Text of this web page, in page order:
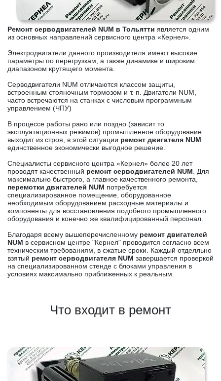
Ремонт серводвигателей NUM в Тольятти является одним
из основных направлений сервисного центра «Кернел».
Электродвигатели данного производителя имеют высокие
параметры по перегрузкам, а также динамике и широким
диапазоном крутящего момента.
Серводвигатели NUM отличаются классом защиты,
встроенным стояночным тормозом и т. п. Двигатели NUM,
часто встречаются на станках с числовым программным
управлением (ЧПУ)
В процессе работы рано или поздно (зависит то
эксплуатационных режимов) промышленное оборудование
выходит из строя, в этой ситуации ремонт двигателя NUM
единственное экономически выгодное решение.
Специалисты сервисного центра «Кернел» более 20 лет
проводят качественный ремонт серводвигателей NUM . Для
максимально быстрого, а главное качественного ремонта,
перемотки двигателей NUM потребуется
специализированное помещение, оборудованное
необходимым оборудованием расходные материалы и
компоненты для восстановления подобного промышленного
оборудования и конечно же квалифицированный персонал.
Благодаря всему вышеперечисленному ремонт двигателей
NUM в сервисном центре "Кернел" проводится согласно всем
техническим требованиям, в сжатые сроки. Каждый отделльно
взятый ремонт серводвигателя NUM завершается проверкой
на специализированном стенде с блоками управления в
условиях максимально приближенных к реальным.
Что входит в ремонт